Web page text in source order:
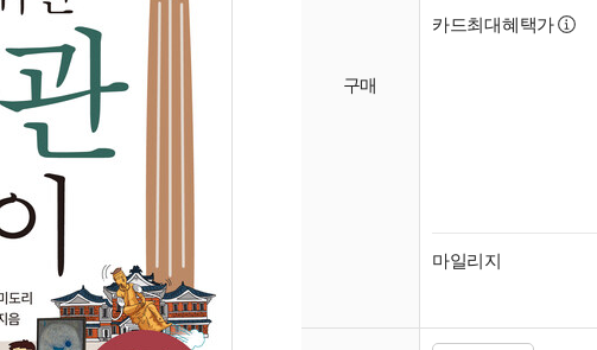
구매
카드최대혜택가
마일리지